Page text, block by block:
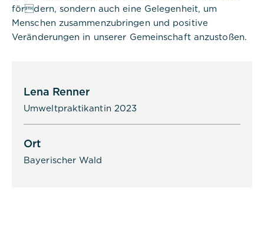
fördern, sondern auch eine Gelegenheit, um
Menschen zusammenzubringen und positive
Veränderungen in unserer Gemeinschaft anzustoßen.
Lena Renner
Umweltpraktikantin 2023
Ort
Bayerischer Wald
Anbieter:
Commerzbank Umweltpraktikum
dpconsentmanagement
Dauer:
1 Jahr
Das Cookie wird von DER PUNKT